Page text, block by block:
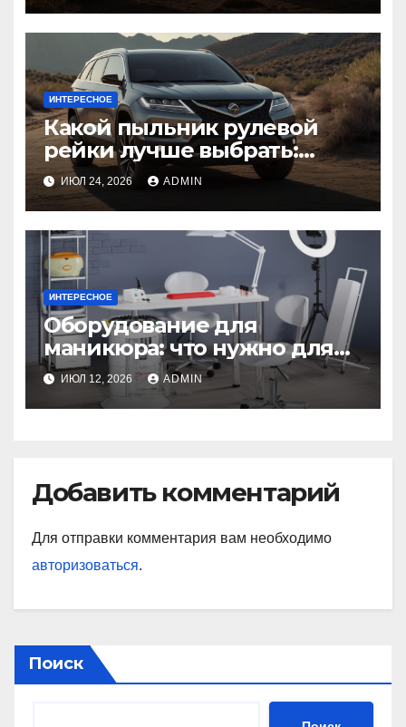
ИНТЕРЕСНОЕ
Какой пыльник рулевой
рейки лучше выбрать:
оригинальный или аналог,
резина или полиуретан
ИЮЛ 24, 2026 ADMIN
ИНТЕРЕСНОЕ
Оборудование для
маникюра: что нужно для
идеального маникюра
ИЮЛ 12, 2026 ADMIN
Добавить комментарий
Для отправки комментария вам необходимо
авторизоваться.
Поиск